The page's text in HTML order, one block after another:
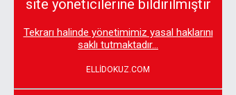
site yöneticilerine bildirilmiştir
Tekrarı halinde yönetimimiz yasal haklarını
saklı tutmaktadır...
ELLİDOKUZ.COM